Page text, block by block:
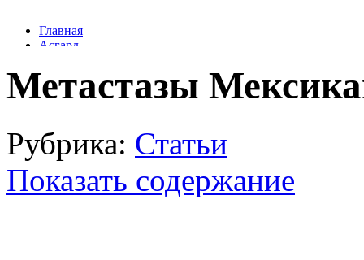
Метастазы
Рубрика: Статьи
Показать содержание